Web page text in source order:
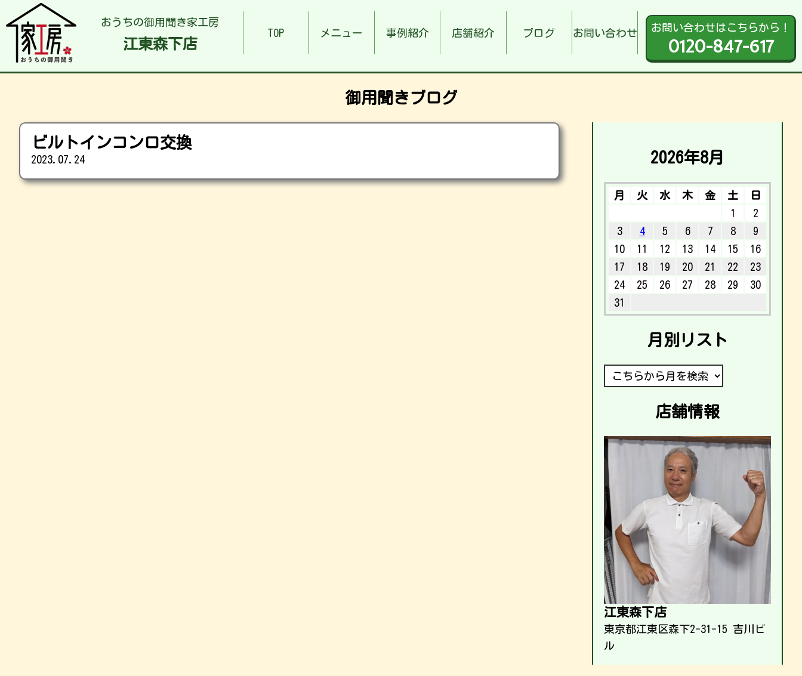
おうちの御用聞き家工房
江東森下店
TOP メニュー 事例紹介 店舗紹介 ブログ お問い合わせ お問い合わせはこちらから！
0120-847-617
御用聞きブログ
ビルトインコンロ交換
2023.07.24 2026年8月
月 火 水 木 金 土
日
1
2
3
4 5 6 7 8
9
10
11 12 13 14 15
16
17
18 19 20 21 22
23
24
25 26 27 28 29
30
31
月別リスト
店舗情報
江東森下店
東京都江東区森下2-31-15 吉川ビ
ル